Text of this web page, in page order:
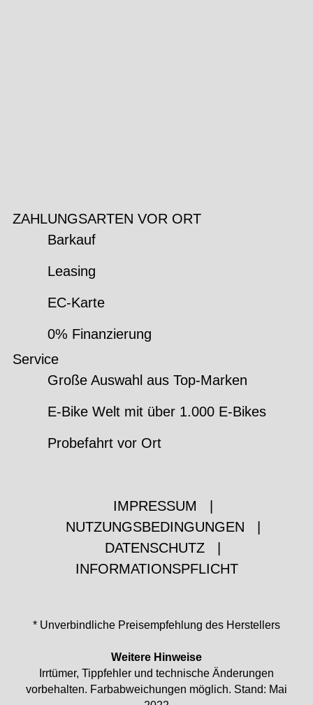
ZAHLUNGSARTEN VOR ORT
Barkauf
Leasing
EC-Karte
0% Finanzierung
Service
Große Auswahl aus Top-Marken
E-Bike Welt mit über 1.000 E-Bikes
Probefahrt vor Ort
IMPRESSUM
NUTZUNGSBEDINGUNGEN
DATENSCHUTZ
INFORMATIONSPFLICHT
* Unverbindliche Preisempfehlung des Herstellers
Weitere Hinweise
Irrtümer, Tippfehler und technische Änderungen
vorbehalten. Farbabweichungen möglich. Stand: Mai